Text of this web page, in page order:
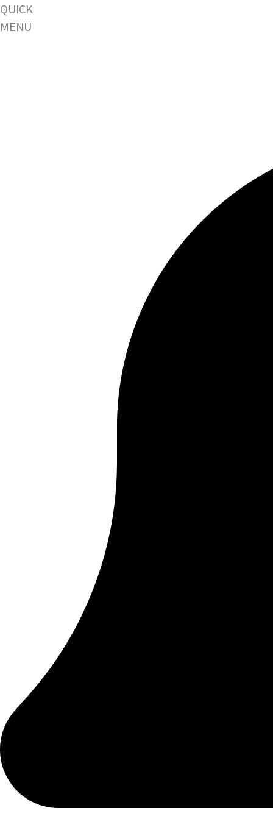
QUICK
MENU